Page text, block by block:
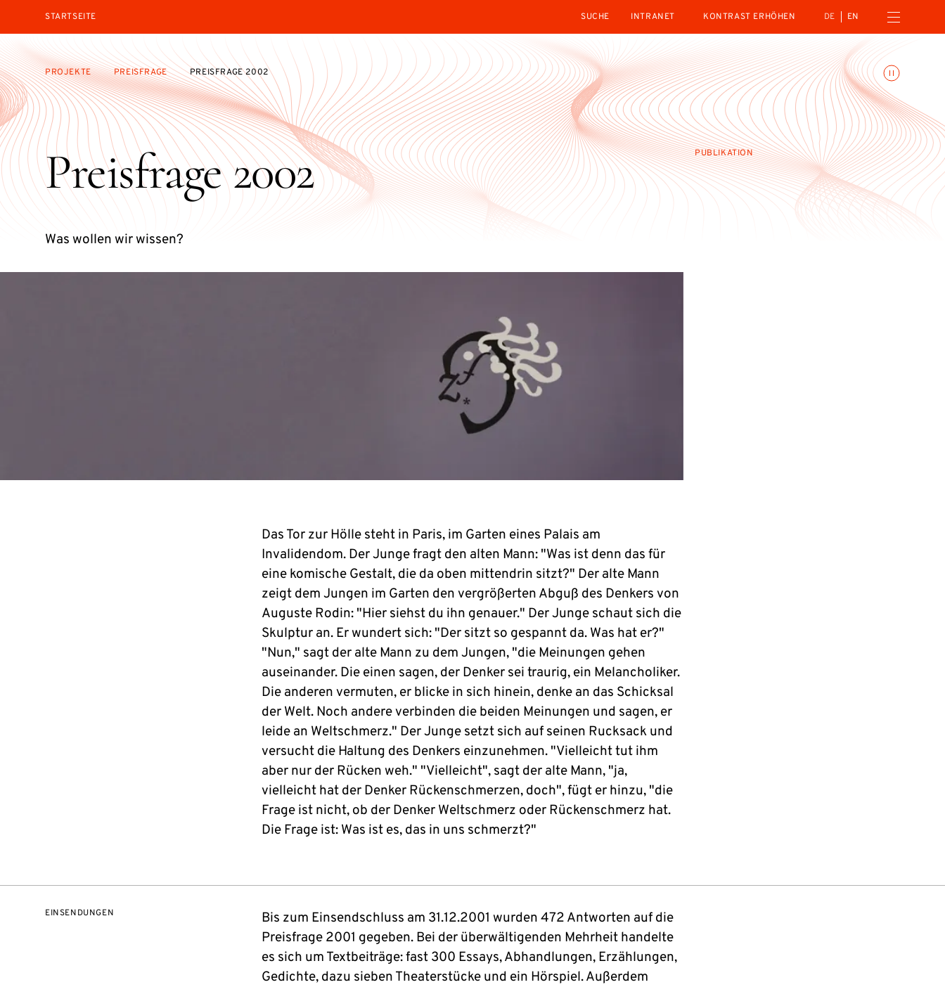
STARTSEITE
INTRANET
KONTRAST ERHÖHEN DE EN Menü öffnen
Animationen umschalten
PROJEKTE PREISFRAGE PREISFRAGE 2002
Preisfrage 2002
Was wollen wir wissen?
PUBLIKATION
Das Tor zur Hölle steht in Paris, im Garten eines Palais am
Invalidendom. Der Junge fragt den alten Mann: "Was ist denn das für
eine komische Gestalt, die da oben mittendrin sitzt?" Der alte Mann
zeigt dem Jungen im Garten den vergrößerten Abguß des Denkers von
Auguste Rodin: "Hier siehst du ihn genauer." Der Junge schaut sich die
Skulptur an. Er wundert sich: "Der sitzt so gespannt da. Was hat er?"
"Nun," sagt der alte Mann zu dem Jungen, "die Meinungen gehen
auseinander. Die einen sagen, der Denker sei traurig, ein Melancholiker.
Die anderen vermuten, er blicke in sich hinein, denke an das Schicksal
der Welt. Noch andere verbinden die beiden Meinungen und sagen, er
leide an Weltschmerz." Der Junge setzt sich auf seinen Rucksack und
versucht die Haltung des Denkers einzunehmen. "Vielleicht tut ihm
aber nur der Rücken weh." "Vielleicht", sagt der alte Mann, "ja,
vielleicht hat der Denker Rückenschmerzen, doch", fügt er hinzu, "die
Frage ist nicht, ob der Denker Weltschmerz oder Rückenschmerz hat.
Die Frage ist: Was ist es, das in uns schmerzt?"
EINSENDUNGEN
Bis zum Einsendschluss am 31.12.2001 wurden 472 Antworten auf die
Preisfrage 2001 gegeben. Bei der überwältigenden Mehrheit handelte
es sich um Textbeiträge: fast 300 Essays, Abhandlungen, Erzählungen,
Gedichte, dazu sieben Theaterstücke und ein Hörspiel. Außerdem